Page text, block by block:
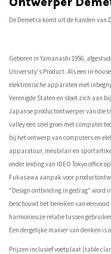
De Demetra komt uit de handen van
Geboren in Yamanashi 1956,
University's Product. Als een in-
elektronische apparaten met
Verenigde Staten en sloot zich aan
Japanse productontwerper van die
valley een snel groei met computer
bij het ontwerp van computers en
apparatuur, meubilair en
onder leiding van IDEO Tokyo office
Fukasawa aanpak voor
"Design ontbinding in gedrag" word
beschouwt het bereiken van
harmonieuze relatie tussen
Een dergelijke manier van denken is
Prijzen inclusief voetplaat (table